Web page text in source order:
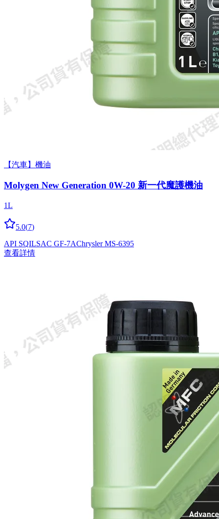
【汽車】機油
Molygen New Gener­a­tion 0W-20 新一代魔護機油
1L
5.0(7)
API SQILSAC GF-7AChrysler MS-6395
查看詳情